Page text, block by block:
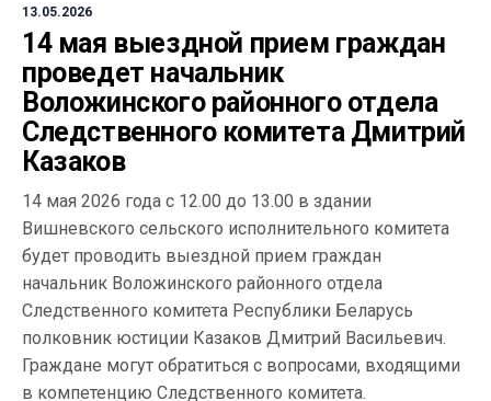
13.05.2026
14 мая выездной прием граждан
проведет начальник
Воложинского районного отдела
Следственного комитета Дмитрий
Казаков
14 мая 2026 года с 12.00 до 13.00 в здании
Вишневского сельского исполнительного комитета
будет проводить выездной прием граждан
начальник Воложинского районного отдела
Следственного комитета Республики Беларусь
полковник юстиции Казаков Дмитрий Васильевич.
Граждане могут обратиться с вопросами, входящими
в компетенцию Следственного комитета.